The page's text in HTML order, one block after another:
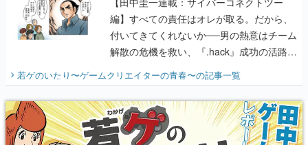
編】すべての責任はオレが取る。だから、
付いてきてくれないか──男の熱意はチーム
解散の危機を救い、『.hack』成功の活路を
開く。業界の快男児・松山 洋に流れる血は
『少年ジャンプ』色だった【若ゲのいた
り】
若ゲのいたり〜ゲームクリエイターの青春〜の記事一覧